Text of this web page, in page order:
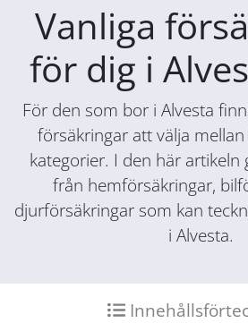
Vanliga
för dig i
För den som bor i Alvesta
försäkringar att välja
kategorier. I den här artikeln
från hemförsäkringar,
djurförsäkringar som kan
i Alvesta.